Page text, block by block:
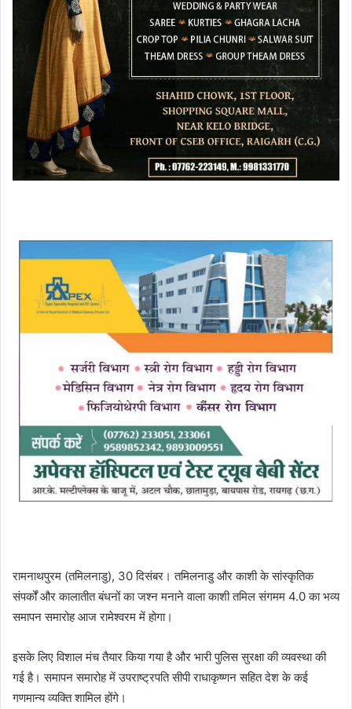
रामनाथपुरम (तमिलनाडु), 30 दिसंबर। तमिलनाडु और काशी के सांस्कृतिक
संपर्कों और कालातीत बंधनों का जश्न मनाने वाला काशी तमिल संगमम 4.0 का भव्य
समापन समारोह आज रामेश्वरम में होगा।
इसके लिए विशाल मंच तैयार किया गया है और भारी पुलिस सुरक्षा की व्यवस्था की
गई है। समापन समारोह में उपराष्ट्रपति सीपी राधाकृष्णन सहित देश के कई
गणमान्य व्यक्ति शामिल होंगे।